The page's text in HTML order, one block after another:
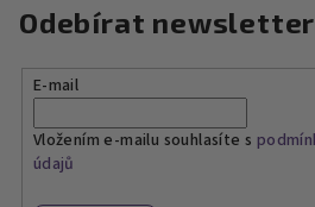
Odebírat newsletter
E-mail
Vložením e-mailu souhlasíte s
údajů